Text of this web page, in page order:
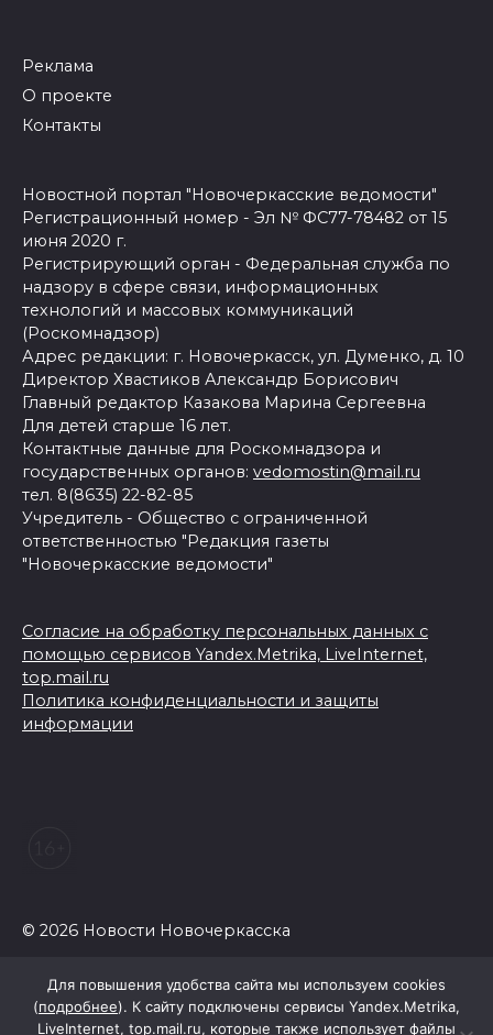
Реклама
О проекте
Контакты
Новостной портал "Новочеркасские ведомости"
Регистрационный номер - Эл № ФС77-78482 от 15
июня 2020 г.
Регистрирующий орган - Федеральная служба по
надзору в сфере связи, информационных
технологий и массовых коммуникаций
(Роскомнадзор)
Адрес редакции: г. Новочеркасск, ул. Думенко, д. 10
Директор Хвастиков Александр Борисович
Главный редактор Казакова Марина Сергеевна
Для детей старше 16 лет.
Контактные данные для Роскомнадзора и
государственных органов: vedomostin@mail.ru
тел. 8(8635) 22-82-85
Учредитель - Общество с ограниченной
ответственностью "Редакция газеты
"Новочеркасские ведомости"
Согласие на обработку персональных данных с
помощью сервисов Yandex.Metrika, LiveInternet,
top.mail.ru
Политика конфиденциальности и защиты
информации
© 2026 Новости Новочеркасска
Для повышения удобства сайта мы используем cookies
(подробнее). К сайту подключены сервисы Yandex.Metrika,
LiveInternet, top.mail.ru, которые также использует файлы